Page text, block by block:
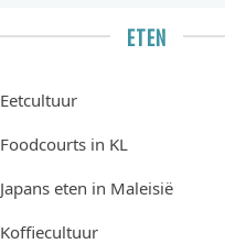
ETEN
Eetcultuur
Foodcourts in KL
Japans eten in Maleisië
Koffiecultuur